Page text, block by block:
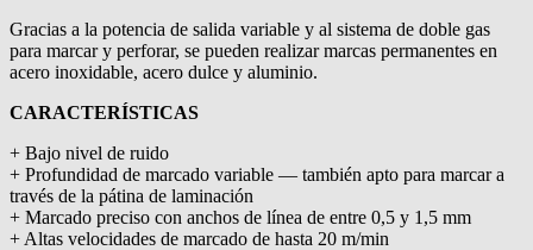
Gracias a la potencia de salida variable y al sistema de doble gas
para marcar y perforar, se pueden realizar marcas permanentes en
acero inoxidable, acero dulce y aluminio.
CARACTERÍSTICAS
+ Bajo nivel de ruido
+ Profundidad de marcado variable — también apto para marcar a
través de la pátina de laminación
+ Marcado preciso con anchos de línea de entre 0,5 y 1,5 mm
+ Altas velocidades de marcado de hasta 20 m/min